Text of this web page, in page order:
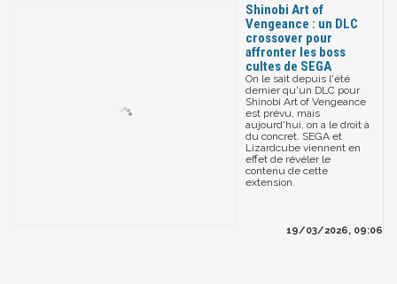
Shinobi Art of
Vengeance : un DLC
crossover pour
affronter les boss
cultes de SEGA
On le sait depuis l'été
dernier qu'un DLC pour
Shinobi Art of Vengeance
est prévu, mais
aujourd'hui, on a le droit à
du concret. SEGA et
Lizardcube viennent en
effet de révéler le
contenu de cette
extension.
19/03/2026, 09:06